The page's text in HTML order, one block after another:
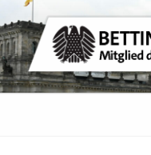
Zum
Inhalt
springen
MITGLIED DES